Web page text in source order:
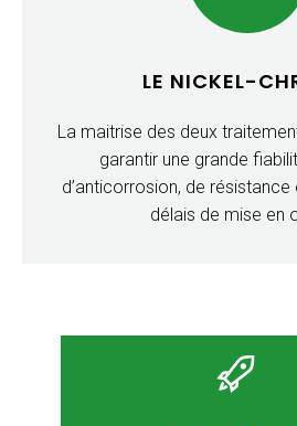
LE NICKEL-
La maitrise des deux
garantir une grande
d’anticorrosion, de
délais de mise en